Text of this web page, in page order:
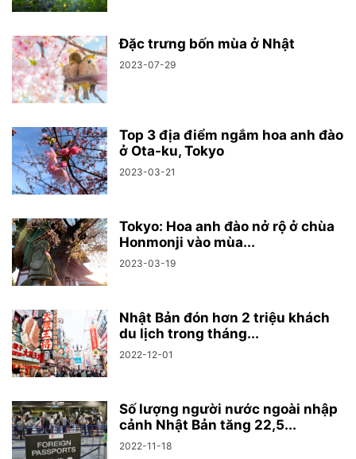
Đặc trưng bốn mùa ở Nhật
2023-07-29
Top 3 địa điểm ngắm hoa anh đào
ở Ota-ku, Tokyo
2023-03-21
Tokyo: Hoa anh đào nở rộ ở chùa
Honmonji vào mùa...
2023-03-19
Nhật Bản đón hơn 2 triệu khách
du lịch trong tháng...
2022-12-01
Số lượng người nước ngoài nhập
cảnh Nhật Bản tăng 22,5...
2022-11-18